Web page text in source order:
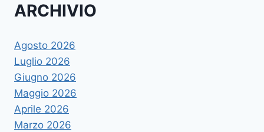
ARCHIVIO
Agosto 2026
Luglio 2026
Giugno 2026
Maggio 2026
Aprile 2026
Marzo 2026